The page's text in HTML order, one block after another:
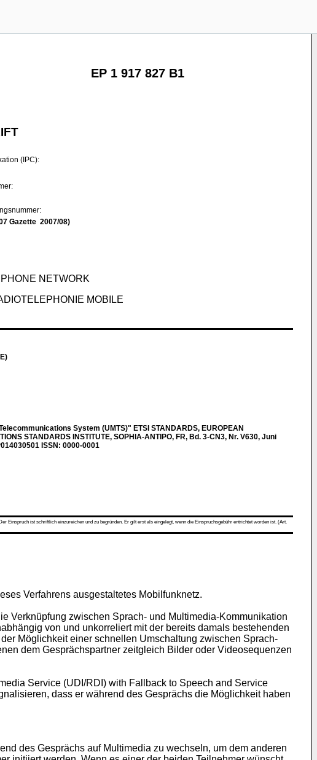
EP 1 917 827 B1
(IPC):
Gazette 2007/08)
NETWORK
MOBILE
System (UMTS)" ETSI STANDARDS, EUROPEAN
STANDARDS INSTITUTE, SOPHIA-ANTIPO, FR, Bd. 3-CN3, Nr. V630, Juni
ISSN: 0000-0001
Einspruch ist schriftlich einzureichen und zu begründen. Er gilt erst als eingelegt, wenn die Einspruchsgebühr entrichtet worden ist. (Art.
Verfahrens ausgestaltetes Mobilfunknetz.
Verknüpfung zwischen Sprach- und Multimedia-Kommunikation
von und unkorreliert mit der bereits damals bestehenden
Möglichkeit einer schnellen Umschaltung zwischen Sprach-
dem Gesprächspartner zeitgleich Bilder oder Videosequenzen
Service (UDI/RDI) with Fallback to Speech and Service
dass er während des Gesprächs die Möglichkeit haben
des Gesprächs auf Multimedia zu wechseln, um dem anderen